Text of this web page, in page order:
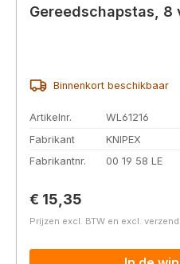
Gereedschapstas, 8
Binnenkort beschikbaar
Artikelnr.
WL61216
Fabrikant
KNIPEX
Fabrikantnr.
00 19 58 LE
Normale prijs:
€ 15,35
Prijzen excl. BTW en excl.